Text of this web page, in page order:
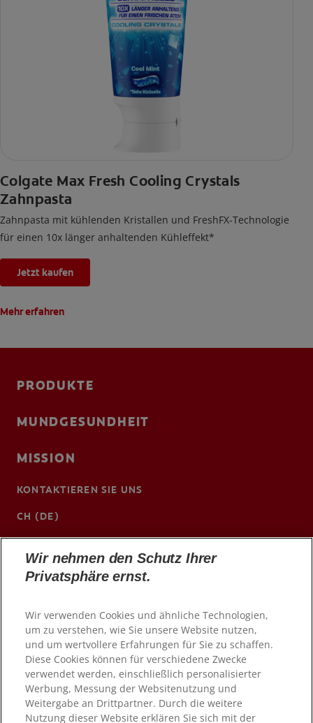
Colgate Max Fresh Cooling Crystals
Zahnpasta
Zahnpasta mit kühlenden Kristallen und FreshFX-Technologie
für einen 10x länger anhaltenden Kühleffekt*
Jetzt kaufen
Mehr erfahren
PRODUKTE
MUNDGESUNDHEIT
MISSION
KONTAKTIEREN SIE UNS
CH (DE)
© 2026 Colgate-Palmolive Company. Alle Rechte
Wir nehmen den Schutz Ihrer
Privatsphäre ernst.
Wir verwenden Cookies und ähnliche Technologien,
um zu verstehen, wie Sie unsere Website nutzen,
und um wertvollere Erfahrungen für Sie zu schaffen.
Diese Cookies können für verschiedene Zwecke
verwendet werden, einschließlich personalisierter
Werbung, Messung der Websitenutzung und
Weitergabe an Drittpartner. Durch die weitere
Nutzung dieser Website erklären Sie sich mit der